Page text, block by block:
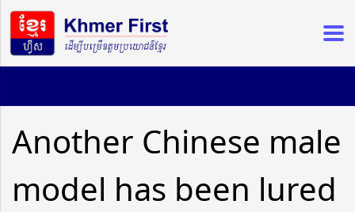
Another Chinese male
model has been lured